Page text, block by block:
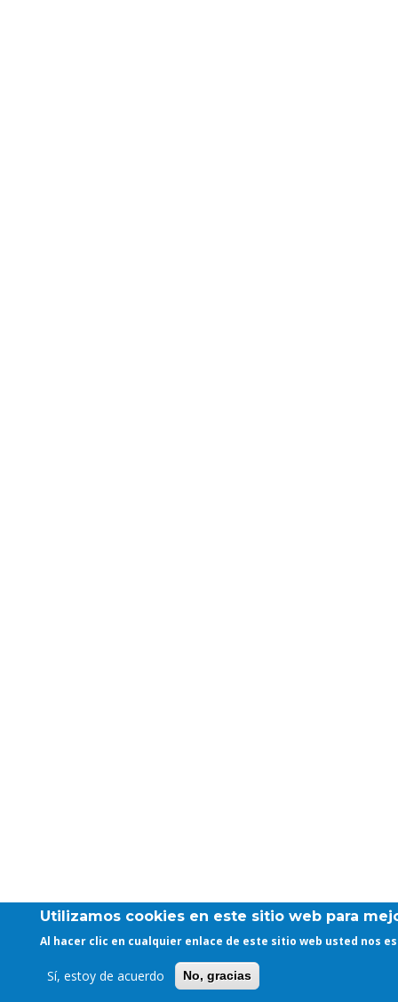
Utilizamos cookies en este sitio web para
Al hacer clic en cualquier enlace de este sitio web usted nos
Sí, estoy de acuerdo No, gracias